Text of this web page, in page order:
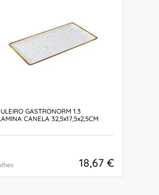
GASTRONORM 1.3
CANELA 32,5x17,5x2,5CM
18,67 €